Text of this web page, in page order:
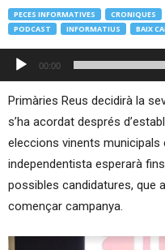
PECES INFORMATIVES
CRONIQUES
PODCAST
INFORMATIUS BAIX
Reproductor
d'àudio
00:00
Primàries Reus decidirà la
s’ha acordat després
eleccions vinents municipals
independentista esperarà
possibles candidatures, que
començar campanya.